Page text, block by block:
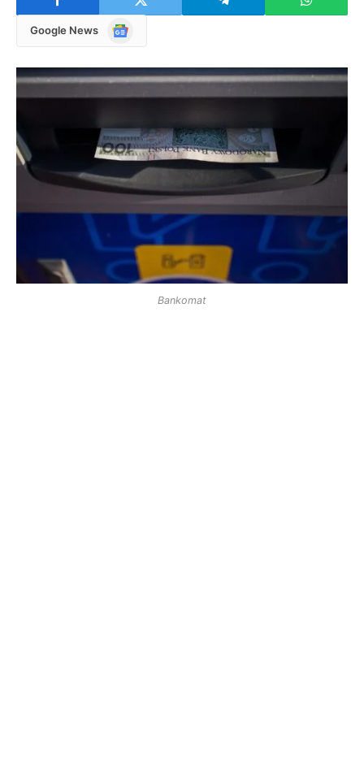
Google News
Google
Bankomat